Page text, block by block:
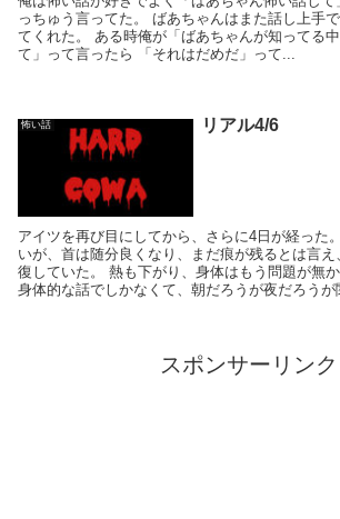
っちゅう言ってた。 ばあちゃんはまた話し上手
てくれた。 ある時俺が「ばあちゃんが知ってる
て」って言ったら 「それはだめだ」って...
怖い話 リアル4/6
アイツを再び目にしてから、さらに4日が経った
いが、首は随分良くなり、まだ痕が残るとは言え
復していた。 熱も下がり、身体はもう問題が無
身体的な話でしかなくて、朝だろうが夜だろうが
スポンサーリンク